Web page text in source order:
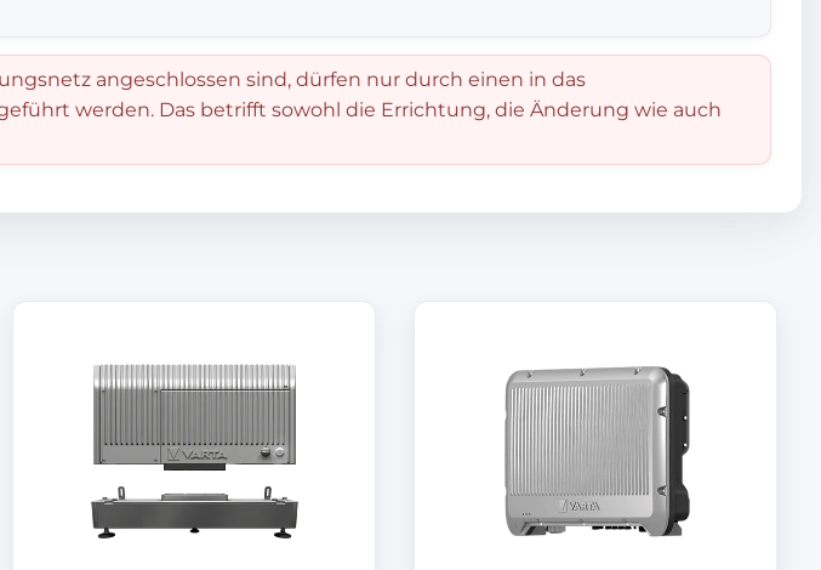
angeschlossen sind, dürfen nur durch einen in das
werden. Das betrifft sowohl die Errichtung, die Änderung wie auch